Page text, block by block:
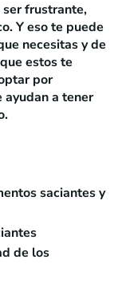
frustrante,
Y eso te puede
necesitas y de
estos te
por
a tener
saciantes y
de los